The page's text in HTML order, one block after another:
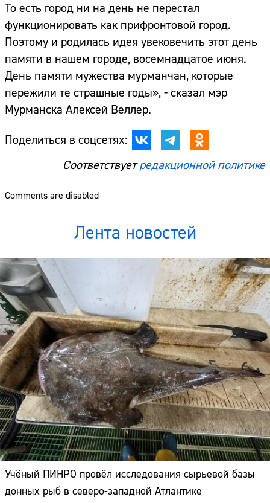
То есть город ни на день не перестал
функционировать как прифронтовой город.
Поэтому и родилась идея увековечить этот день
памяти в нашем городе, восемнадцатое июня.
День памяти мужества мурманчан, которые
пережили те страшные годы», - сказал мэр
Мурманска Алексей Веллер.
Поделиться в соцсетях:
Соответствуетредакционной политике
Comments are disabled
Лента новостей
Учёный ПИНРО провёл исследования сырьевой базы
донных рыб в северо-западной Атлантике